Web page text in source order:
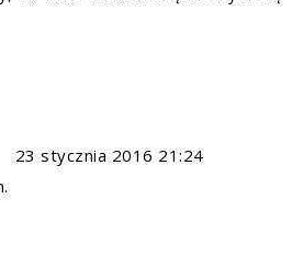
23 stycznia 2016 21:24